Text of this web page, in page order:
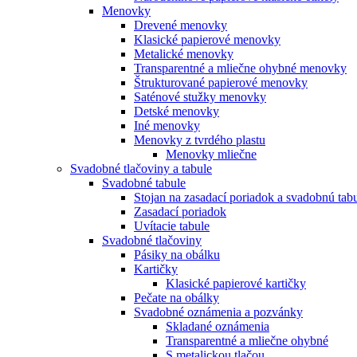
Menovky
Drevené menovky
Klasické papierové menovky
Metalické menovky
Transparentné a mliečne ohybné menovky
Štrukturované papierové menovky
Saténové stužky menovky
Detské menovky
Iné menovky
Menovky z tvrdého plastu
Menovky mliečne
Svadobné tlačoviny a tabule
Svadobné tabule
Stojan na zasadací poriadok a svadobnú
Zasadací poriadok
Uvítacie tabule
Svadobné tlačoviny
Pásiky na obálku
Kartičky
Klasické papierové kartičky
Pečate na obálky
Svadobné oznámenia a pozvánky
Skladané oznámenia
Transparentné a mliečne ohybné